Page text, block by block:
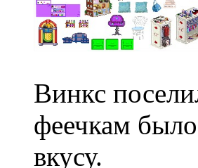
Винкс
феечкам
вкусу.